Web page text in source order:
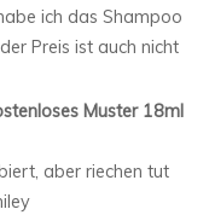
ich das Shampoo
Preis ist auch nicht
Muster 18ml
aber riechen tut